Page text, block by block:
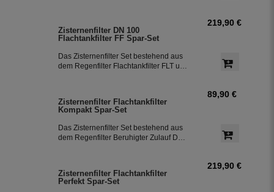
Wassersteckdose für den Gardena-
Anschluss, einem 12,5 m langen PE-
Rohr (DN25) und Klemmfittings, für den
Anschluss an die Tauchpumpe
Zisternenfilter DN 100
Flachtankfilter FF Spar-Set
Das Zisternenfilter Set bestehend aus
dem Regenfilter Flachtankfilter FLT und
Gartenbewässerung. Das Set lässt sich
in bereits bestehenden Zisternen bzw.
im Regenwassertank einfach
nachrüsten.
219,90 €
Zisternenfilter Flachtankfilter
Kompakt Spar-Set
Das Zisternenfilter Set bestehend aus
dem Regenfilter Beruhigter Zulauf DN
Gartenbewässerung. Das Set lässt sich
in bereits bestehenden Zisternen bzw.
89,90 €
Zisternenfilter Flachtankfilter
Perfekt Spar-Set
219,90 €